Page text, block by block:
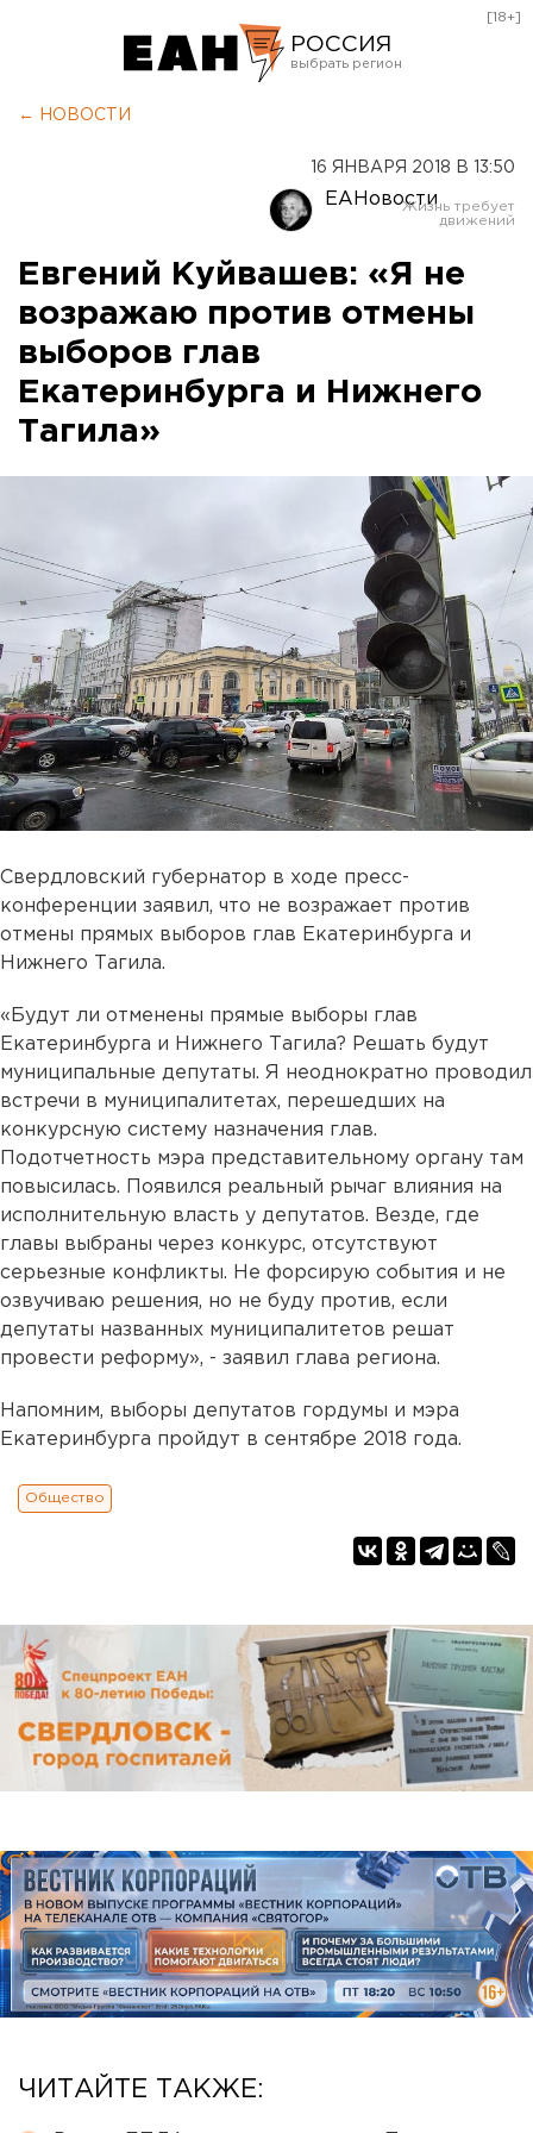
РОССИЯ
Оренбург
[18+]
← НОВОСТИ
16 ЯНВАРЯ 2018 В 13:50
ЕАНовости
Евгений Куйвашев: «Я не
возражаю против отмены
выборов глав
Екатеринбурга и Нижнего
Тагила»
Свердловский губернатор в ходе пресс-
конференции заявил, что не возражает против
отмены прямых выборов глав Екатеринбурга и
Нижнего Тагила.
«Будут ли отменены прямые выборы глав
Екатеринбурга и Нижнего Тагила? Решать будут
муниципальные депутаты. Я неоднократно проводил
встречи в муниципалитетах, перешедших на
конкурсную систему назначения глав.
Подотчетность мэра представительному органу там
повысилась. Появился реальный рычаг влияния на
исполнительную власть у депутатов. Везде, где
главы выбраны через конкурс, отсутствуют
серьезные конфликты. Не форсирую события и не
озвучиваю решения, но не буду против, если
депутаты названных муниципалитетов решат
провести реформу», - заявил глава региона.
Напомним, выборы депутатов гордумы и мэра
Екатеринбурга пройдут в сентябре 2018 года.
Общество
ЧИТАЙТЕ ТАКЖЕ: